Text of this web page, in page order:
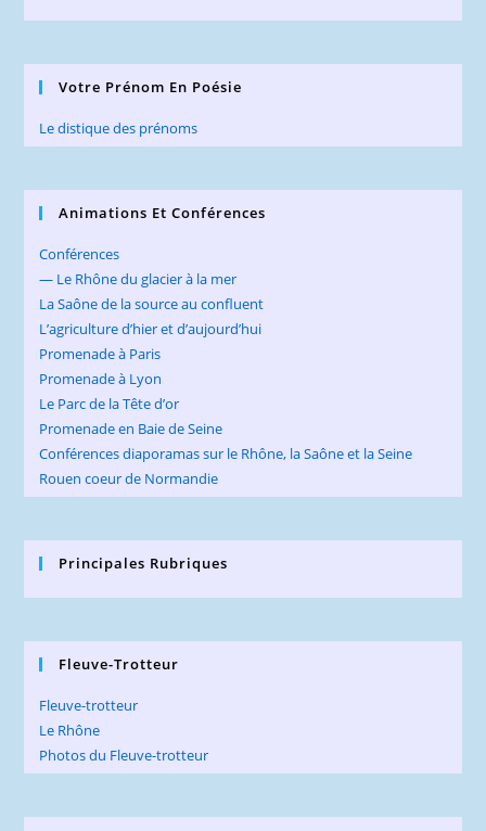
Votre Prénom En Poésie
Le distique des prénoms
Animations Et Conférences
Conférences
— Le Rhône du glacier à la mer
La Saône de la source au confluent
L’agriculture d’hier et d’aujourd’hui
Promenade à Paris
Promenade à Lyon
Le Parc de la Tête d’or
Promenade en Baie de Seine
Conférences diaporamas sur le Rhône, la Saône et la Seine
Rouen coeur de Normandie
Principales Rubriques
Fleuve-Trotteur
Fleuve-trotteur
Le Rhône
Photos du Fleuve-trotteur